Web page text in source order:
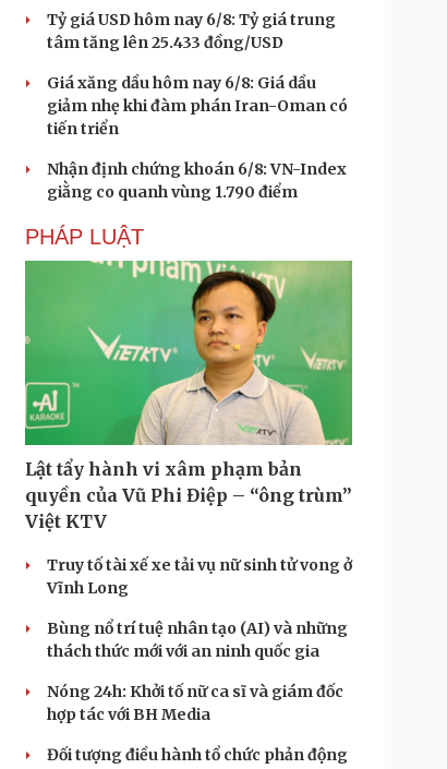
Tỷ giá USD hôm nay 6/8: Tỷ giá trung
tâm tăng lên 25.433 đồng/USD
Giá xăng dầu hôm nay 6/8: Giá dầu
giảm nhẹ khi đàm phán Iran-Oman có
tiến triển
Nhận định chứng khoán 6/8: VN-Index
giằng co quanh vùng 1.790 điểm
PHÁP LUẬT
Lật tẩy hành vi xâm phạm bản
quyền của Vũ Phi Điệp – “ông trùm”
Việt KTV
Truy tố tài xế xe tải vụ nữ sinh tử vong ở
Vĩnh Long
Bùng nổ trí tuệ nhân tạo (AI) và những
thách thức mới với an ninh quốc gia
Nóng 24h: Khởi tố nữ ca sĩ và giám đốc
hợp tác với BH Media
Đối tượng điều hành tổ chức phản động